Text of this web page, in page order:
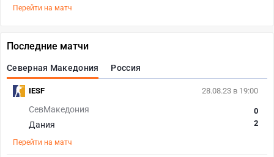
Перейти на матч
Последние матчи
Северная Македония Россия
28.08.23 в 19:00
СевМакедония
Дания
0
2
Перейти на матч
IESF